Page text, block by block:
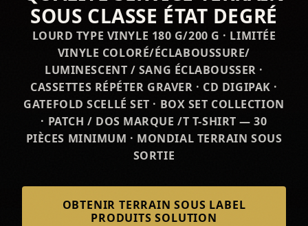
SOUS CLASSE ÉTAT DEGRÉ
LOURD TYPE VINYLE 180 G/200 G · LIMITÉE
VINYLE COLORÉ/ÉCLABOUSSURE/
LUMINESCENT / SANG ÉCLABOUSSER ·
CASSETTES RÉPÉTER GRAVER · CD DIGIPAK ·
GATEFOLD SCELLÉ SET · BOX SET COLLECTION
· PATCH / DOS MARQUE /T T-SHIRT — 30
PIÈCES MINIMUM · MONDIAL TERRAIN SOUS
SORTIE
OBTENIR TERRAIN SOUS LABEL
PRODUITS SOLUTION